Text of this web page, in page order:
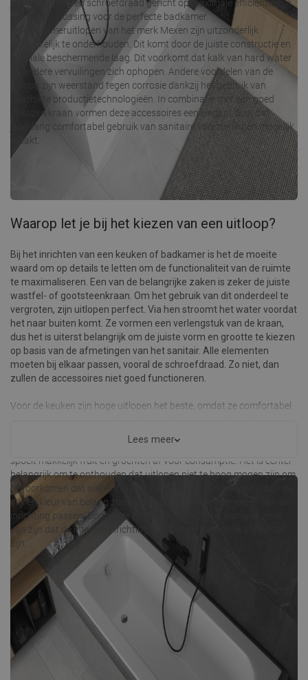
juiste profielen en schroefdraad gericht op maximale efficiëntie zijn
de ideale oplossing voor de perfecte badkamer.
De badkameruitlopen van het merk Mexen zijn uitzonderlijk
gemakkelijk te onderhouden. Dit komt door de juiste constructie en
speciale beschermende laag. Dit voorkomt dat kalk van hard water
en andere vervuilingen zich ophopen. Andere voordelen van de
uitloop zijn weerstand tegen corrosie dankzij het gebruik van
geschikte productietechnologieën. In combinatie met een goed
gekozen kraan vormen deze accessoires een elegant duo, dat
jarenlang comfortabel gebruik van sanitaire voorzieningen mogelijk
maakt.
Waarop let je bij het kiezen van een uitloop?
Bij het inrichten van een keuken of badkamer is het de moeite
waard om op details te letten om de functionaliteit van de ruimte
te maximaliseren. Een van de belangrijke zaken is zeker de juiste
wastfel- of gootsteenkraan. Om het gebruik van dit onderdeel te
vergroten, zijn uitlopen perfect. Via hen stroomt het water voordat
het naar buiten komt. Ze vormen een verlengstuk van de kraan,
dus het is uiterst belangrijk om de juiste vorm en grootte te kiezen
op basis van de afmetingen van het sanitair. Alle elementen
moeten bij elkaar passen, vooral de schroefdraad. Zo niet, dan
zullen de accessoires niet goed functioneren.
Voor de keuken zijn hoge uitlopen het beste, omdat ze comfortabel
Hiermee bereik je moeilijk bereikbare plekken en maak je gemakkelijk
spoelt makkelijk fruit en groenten af voor consumptie. Het is echter
belangrijk om te onthouden dat uitlopen niet te hoog mogen zijn om
te voorkomen dat water in alle richtingen spat. Daarnaast is ook de
stijl en kleur van belang zodat deze bij de andere elementen van de
inrichting passen. Door deze paar regels te volgen, kun je er zeker
van zijn dat de interieurinrichting functioneel en tegelijk stijlvol zal
zijn.
Lees meer